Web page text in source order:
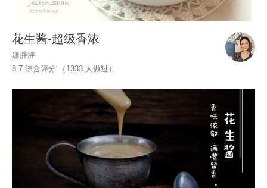
花生酱-超级香浓
姗胖胖
8.7 综合评分 （ 1333 人做过）